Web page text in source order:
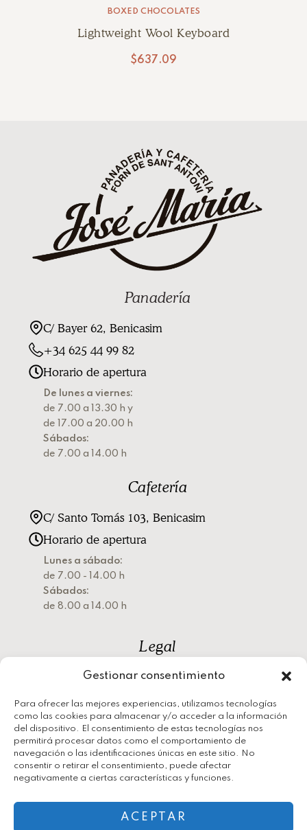
Gestionar consentimiento
Para ofrecer las mejores experiencias, utilizamos tecnologías
como las cookies para almacenar y/o acceder a la información
del dispositivo. El consentimiento de estas tecnologías nos
permitirá procesar datos como el comportamiento de
navegación o las identificaciones únicas en este sitio. No
consentir o retirar el consentimiento, puede afectar
negativamente a ciertas características y funciones.
ACEPTAR
BOXED CHOCOLATES
Lightweight Wool Keyboard
$637.09
Panadería
C/ Bayer 62, Benicasim
+34 625 44 99 82
Horario de apertura
De lunes a viernes:
de 7.00 a 13.30 h y
de 17.00 a 20.00 h
Sábados:
de 7.00 a 14.00 h
Cafetería
C/ Santo Tomás 103, Benicasim
Horario de apertura
Lunes a sábado:
de 7.00 - 14.00 h
Sábados:
de 8.00 a 14.00 h
Legal
Política de privacidad
Política de cookies
Aviso legal
2026 © Panadería José María | Diseñado por